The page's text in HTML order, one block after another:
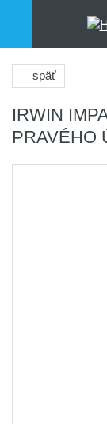
späť
IRWIN
PRAVÉHO